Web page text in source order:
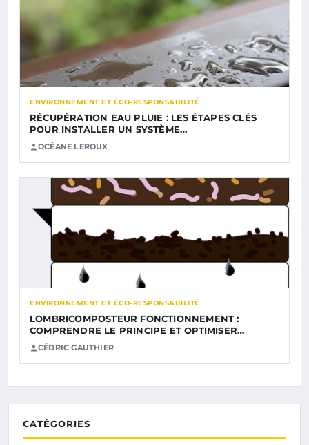
ENVIRONNEMENT ET ÉCO-RESPONSABILITÉ
RÉCUPÉRATION EAU PLUIE : LES ÉTAPES CLÉS
POUR INSTALLER UN SYSTÈME…
OCÉANE LEROUX
ENVIRONNEMENT ET ÉCO-RESPONSABILITÉ
LOMBRICOMPOSTEUR FONCTIONNEMENT :
COMPRENDRE LE PRINCIPE ET OPTIMISER…
CÉDRIC GAUTHIER
CATÉGORIES